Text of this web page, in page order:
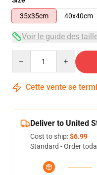
35x35cm
40x40cm
Voir le guide des
Cette vente se
Deliver to United
Cost to ship:$6.99
Standard - Order